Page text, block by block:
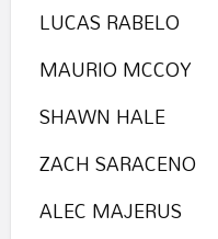
LUCAS RABELO
MAURIO MCCOY
SHAWN HALE
ZACH SARACENO
ALEC MAJERUS